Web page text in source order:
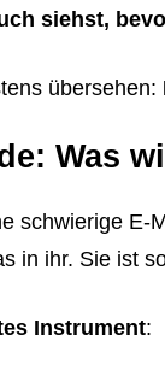
siehst,
übersehen:
Was
schwierige E-
in ihr. Sie ist
Instrument: